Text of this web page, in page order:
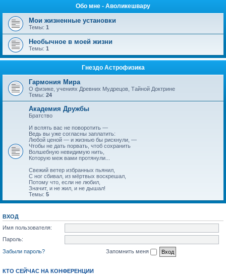
Обо мне - Аволикешвару
Мои жизненные установки
Темы: 1
Необычное в моей жизни
Темы: 1
Гнездо Астрофизика
Гармония Мира
О физике, учениях Древних Мудрецов, Тайной Доктрине
Темы: 24
Академия Дружбы
Братство
И вспять вас не поворотить —
Ведь вы уже согласны заплатить:
Любой ценой — и жизнью бы рискнули, —
Чтобы не дать порвать, чтоб сохранить
Волшебную невидимую нить,
Которую меж вами протянули...
Свежий ветер избранных пьянил,
С ног сбивал, из мёртвых воскрешал,
Потому что, если не любил,
Значит, и не жил, и не дышал!
Темы: 5
ВХОД
Имя пользователя:
Пароль:
Забыли пароль?
Запомнить меня
КТО СЕЙЧАС НА КОНФЕРЕНЦИИ